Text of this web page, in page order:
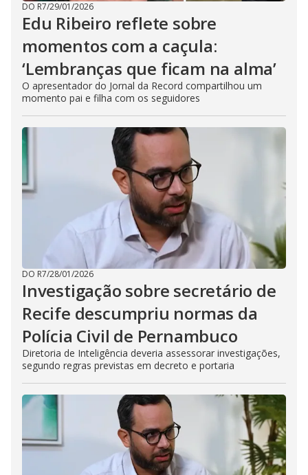
DO R7/29/01/2026
Edu Ribeiro reflete sobre
momentos com a caçula:
‘Lembranças que ficam na alma’
O apresentador do Jornal da Record compartilhou um
momento pai e filha com os seguidores
DO R7/28/01/2026
Investigação sobre secretário de
Recife descumpriu normas da
Polícia Civil de Pernambuco
Diretoria de Inteligência deveria assessorar investigações,
segundo regras previstas em decreto e portaria